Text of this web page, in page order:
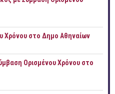
Χρόνου στο Δημο Αθηναίων
Ορισμένου Χρόνου στο